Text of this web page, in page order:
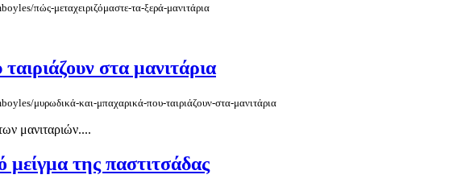
πώς-μεταχειριζόμαστε-τα-ξερά-μανιτάρια
στα μανιτάρια
μυρωδικά-και-μπαχαρικά-που-ταιριάζουν-στα-μανιτάρια
μανιταριών....
μείγμα της παστιτσάδας